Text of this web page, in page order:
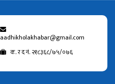
aadhikholakhabar@gmail.com
क. र द नं. २१८३६८/७५/०७६